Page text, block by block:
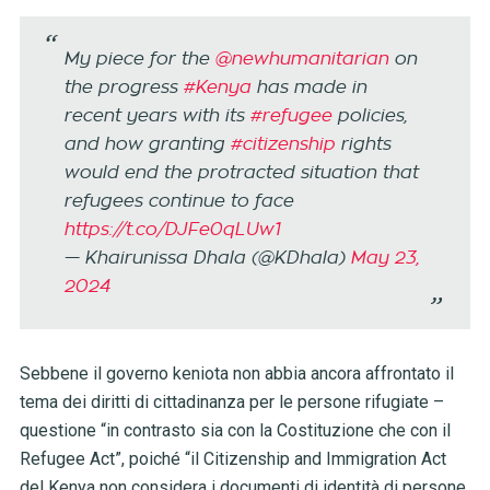
My piece for the @newhumanitarianon
the progress #Kenyahas made in
recent years with its #refugeepolicies,
and how granting #citizenshiprights
would end the protracted situation that
refugees continue to face
https://t.co/DJFe0qLUw1
— Khairunissa Dhala (@KDhala) May 23,
2024
Sebbene il governo keniota non abbia ancora affrontato il
tema dei diritti di cittadinanza per le persone rifugiate –
questione “in contrasto sia con la Costituzione che con il
Refugee Act”, poiché “il Citizenship and Immigration Act